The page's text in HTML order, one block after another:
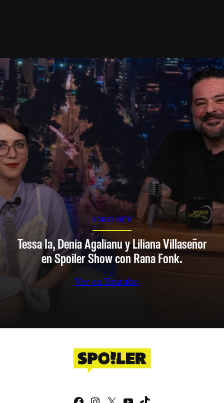
SPOILER SHOW
Tessa Ia, Denia Agalianu y Liliana Villaseñor
en Spoiler Show con Rana Fonk.
Ver en Youtube
Facebook
Instagram
X YouTube